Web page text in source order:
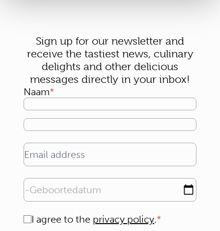
Sign up for our newsletter and
receive the tastiest news, culinary
delights and other delicious
messages directly in your inbox!
Naam
Email address
Geboortedatum
Consent
I agree to the privacy policy.